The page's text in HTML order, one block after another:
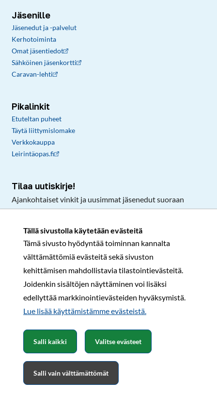
Tällä sivustolla käytetään evästeitä
Tämä sivusto hyödyntää toiminnan kannalta
välttämättömiä evästeitä sekä sivuston
kehittämisen mahdollistavia tilastointievästeitä.
Joidenkin sisältöjen näyttäminen voi lisäksi
edellyttää markkinointievästeiden hyväksymistä.
Lue lisää käyttämistämme evästeistä.​​​​​​
Salli kaikki
Salli vain välttämättömät
Valitse evästeet
Jäsenille
Jäsenedut ja -palvelut
Kerhotoiminta
Omat jäsentiedot
Sähköinen jäsenkortti
Caravan-lehti
Pikalinkit
Etuteltan puheet
Täytä liittymislomake
Verkkokauppa
Leirintäopas.fi
Tilaa uutiskirje!
Ajankohtaiset vinkit ja uusimmat jäsenedut suoraan
Rekisteri- ja tietosuojaselosteSopimusehdot